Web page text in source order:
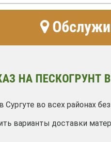
НА ПЕСКОГРУНТ В
во всех районах
варианты доставки